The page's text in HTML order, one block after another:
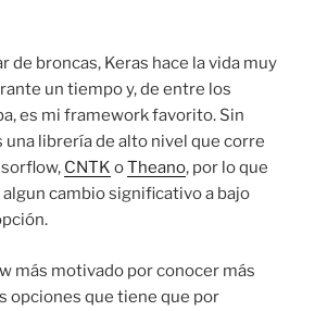
de broncas, Keras hace la vida muy
un tiempo y, de entre los
es mi framework favorito. Sin
una librería de alto nivel que corre
CNTK oTheano, por lo que
cambio significativo a bajo
más motivado por conocer más
opciones que tiene que por